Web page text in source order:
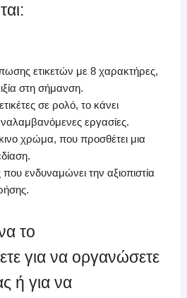
ετικετών με 8 χαρακτήρες,
στη σήμανση.
σε ρολό, το κάνει
εργασίες.
χρώμα, που προσθέτει μια
ενδυναμώνει την αξιοπιστία
το
για να οργανώσετε
ή για να